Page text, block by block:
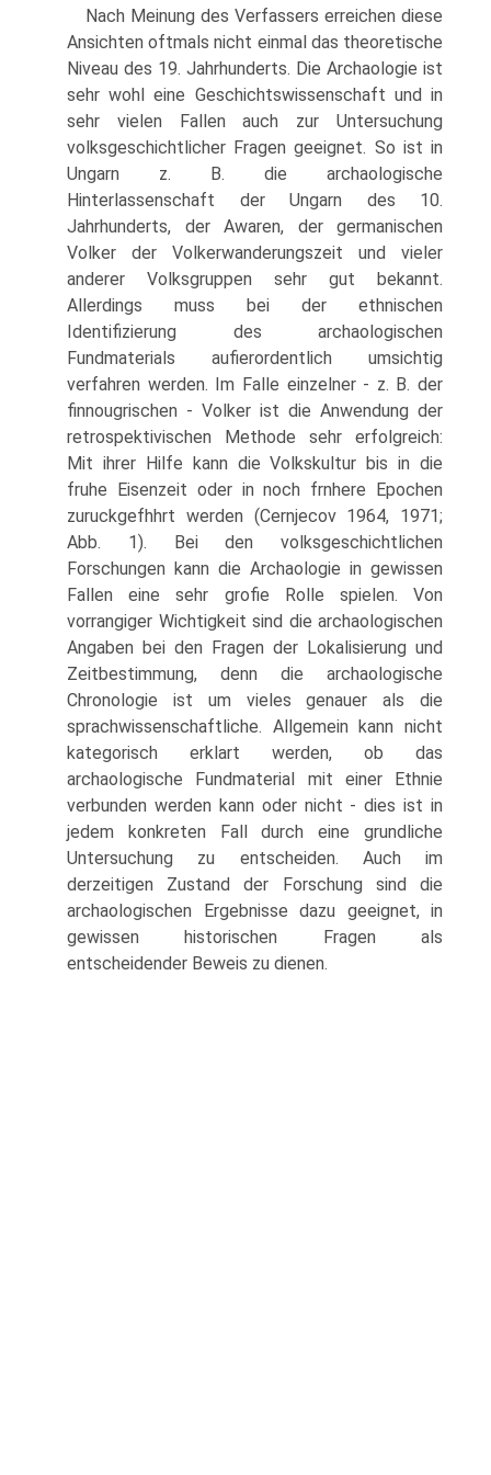
Nach Meinung des Verfassers erreichen diese
Ansichten oftmals nicht einmal das theoretische
Niveau des 19. Jahrhunderts. Die Archaologie ist
sehr wohl eine Geschichtswissenschaft und in
sehr vielen Fallen auch zur Untersuchung
volksgeschichtlicher Fragen geeignet. So ist in
Ungarn z. B. die archaologische
Hinterlassenschaft der Ungarn des 10.
Jahrhunderts, der Awaren, der germanischen
Volker der Volkerwanderungszeit und vieler
anderer Volksgruppen sehr gut bekannt.
Allerdings muss bei der ethnischen
Identifizierung des archaologischen
Fundmaterials aufierordentlich umsichtig
verfahren werden. Im Falle einzelner - z. B. der
finnougrischen - Volker ist die Anwendung der
retrospektivischen Methode sehr erfolgreich:
Mit ihrer Hilfe kann die Volkskultur bis in die
fruhe Eisenzeit oder in noch frnhere Epochen
zuruckgefhhrt werden (Cernjecov 1964, 1971;
Abb. 1). Bei den volksgeschichtlichen
Forschungen kann die Archaologie in gewissen
Fallen eine sehr grofie Rolle spielen. Von
vorrangiger Wichtigkeit sind die archaologischen
Angaben bei den Fragen der Lokalisierung und
Zeitbestimmung, denn die archaologische
Chronologie ist um vieles genauer als die
sprachwissenschaftliche. Allgemein kann nicht
kategorisch erklart werden, ob das
archaologische Fundmaterial mit einer Ethnie
verbunden werden kann oder nicht - dies ist in
jedem konkreten Fall durch eine grundliche
Untersuchung zu entscheiden. Auch im
derzeitigen Zustand der Forschung sind die
archaologischen Ergebnisse dazu geeignet, in
gewissen historischen Fragen als
entscheidender Beweis zu dienen.